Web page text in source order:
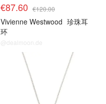
€87.60 €120.00
Vivienne Westwood 珍珠耳
环
@dealmoon.de